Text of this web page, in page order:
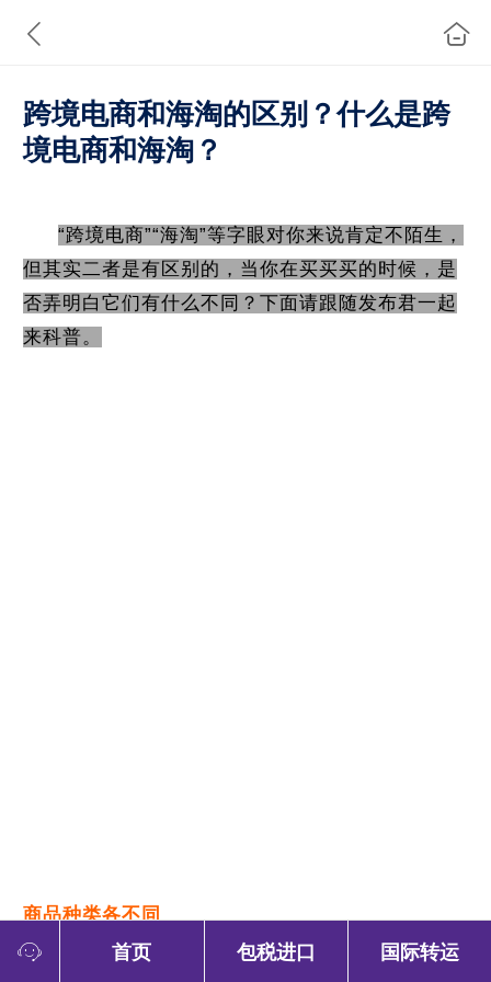
跨境电商和海淘的区别？什么是跨
境电商和海淘？
“跨境电商”“海淘”等字眼对你来说肯定不陌生，
但其实二者是有区别的，当你在买买买的时候，是
否弄明白它们有什么不同？下面请跟随发布君一起
来科普。
商品种类各不同
海关对跨境电商和海淘商品的准入，分别实行不同
首页 包税进口 国际转运